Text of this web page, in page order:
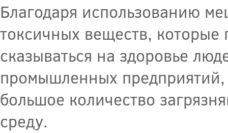
Благодаря использованию
токсичных веществ, которые
сказываться на здоровье
промышленных предприятий,
большое количество
среду.